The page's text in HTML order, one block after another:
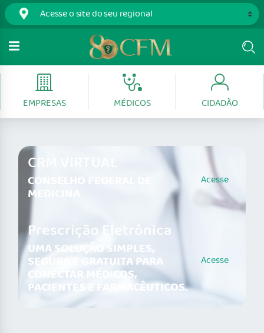
EMPRESAS MÉDICOS CIDADÃO
CRM VIRTUAL
CONSELHO FEDERAL DE
MEDICINA
Acesse
Prescrição Eletrônica
UMA SOLUÇÃO SIMPLES,
SEGURA E GRATUITA PARA
CONECTAR MÉDICOS,
PACIENTES E FARMACÊUTICOS.
Acesse